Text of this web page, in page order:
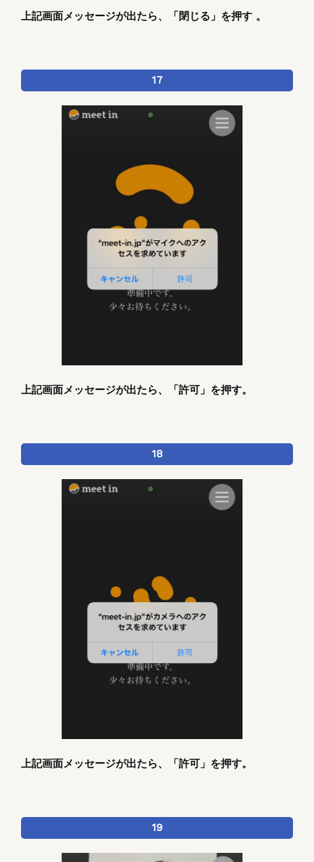
上記画面メッセージが出たら、「閉じる」を押す 。
17
上記画面メッセージが出たら、「許可」を押す。
18
上記画面メッセージが出たら、「許可」を押す。
19